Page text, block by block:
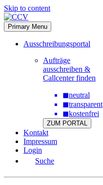
Skip to content
Primary Menu
Ausschreibungsportal
Aufträge
ausschreiben &
Callcenter finden
◼neutral
◼transparent
◼kostenfrei
ZUM PORTAL
Kontakt
Impressum
Login
Suche